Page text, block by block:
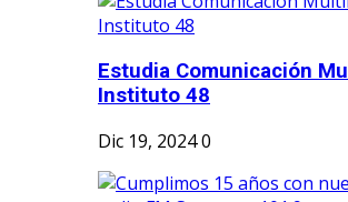
Estudia Comunicación
Instituto 48
Dic 19, 20240